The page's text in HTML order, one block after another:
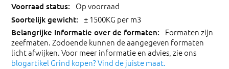
Op voorraad
± 1500KG per m3
Formaten zijn
zeefmaten. Zodoende kunnen de aangegeven formaten
licht afwijken. Voor meer informatie en advies, zie ons
blogartikel Grind kopen? Vind de juiste maat.